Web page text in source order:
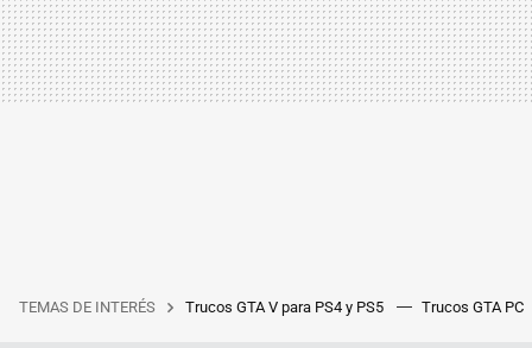
TEMAS DE INTERÉS Trucos GTA V para PS4 y PS5 Trucos GTA PC